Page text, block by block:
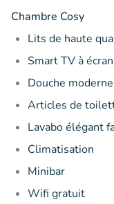
Chambre Cosy
Lits de haute
Smart TV à
Douche
Articles de
Lavabo élégant
Climatisation
Minibar
Wifi gratuit